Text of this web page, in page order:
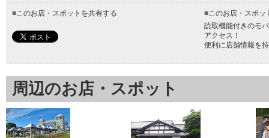
■このお店・スポットを共有する ■このお店・スポッ
読取機能付きのモ
アクセス！
便利に店舗情報を
周辺のお店・スポット